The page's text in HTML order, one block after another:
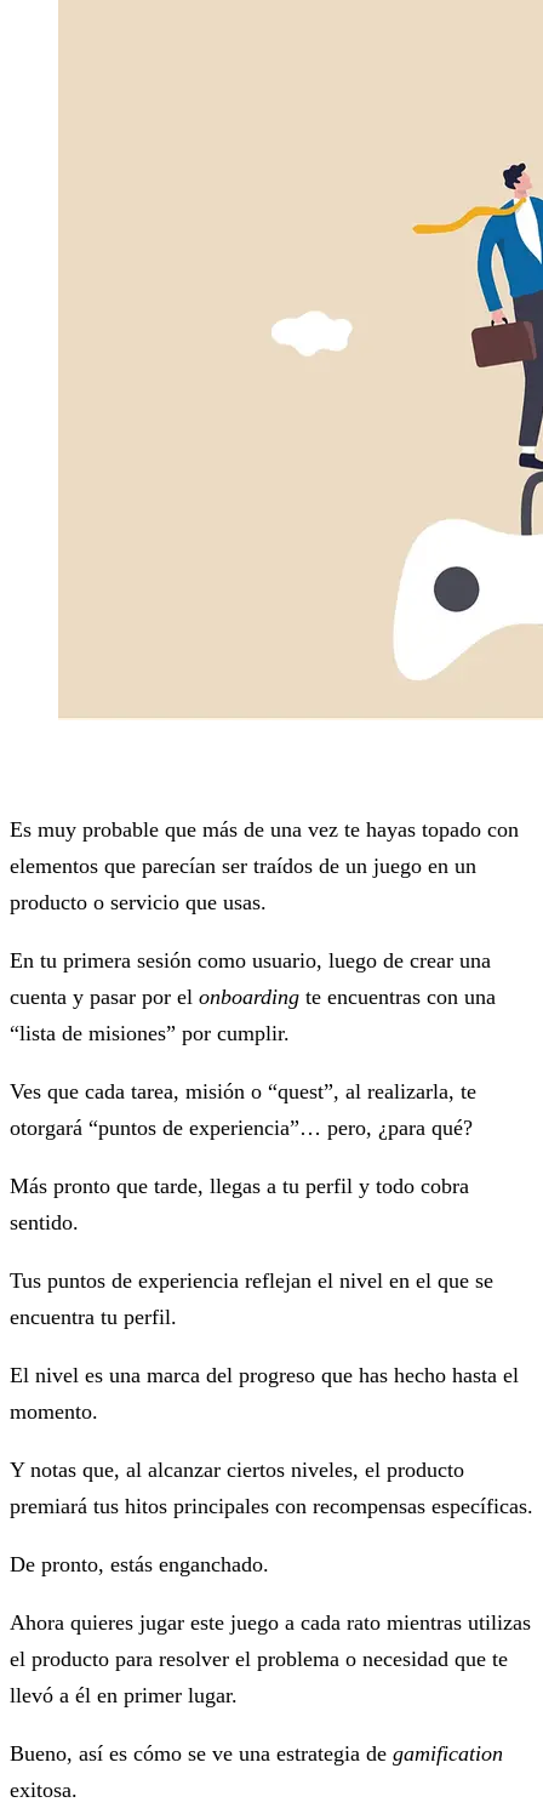
Es muy probable que más de una vez te hayas topado con
elementos que parecían ser traídos de un juego en un
producto o servicio que usas.
En tu primera sesión como usuario, luego de crear una
cuenta y pasar por el onboarding te encuentras con una
“lista de misiones” por cumplir.
Ves que cada tarea, misión o “quest”, al realizarla, te
otorgará “puntos de experiencia”… pero, ¿para qué?
Más pronto que tarde, llegas a tu perfil y todo cobra
sentido.
Tus puntos de experiencia reflejan el nivel en el que se
encuentra tu perfil.
El nivel es una marca del progreso que has hecho hasta el
momento.
Y notas que, al alcanzar ciertos niveles, el producto
premiará tus hitos principales con recompensas específicas.
De pronto, estás enganchado.
Ahora quieres jugar este juego a cada rato mientras utilizas
el producto para resolver el problema o necesidad que te
llevó a él en primer lugar.
Bueno, así es cómo se ve una estrategia de gamification
exitosa.